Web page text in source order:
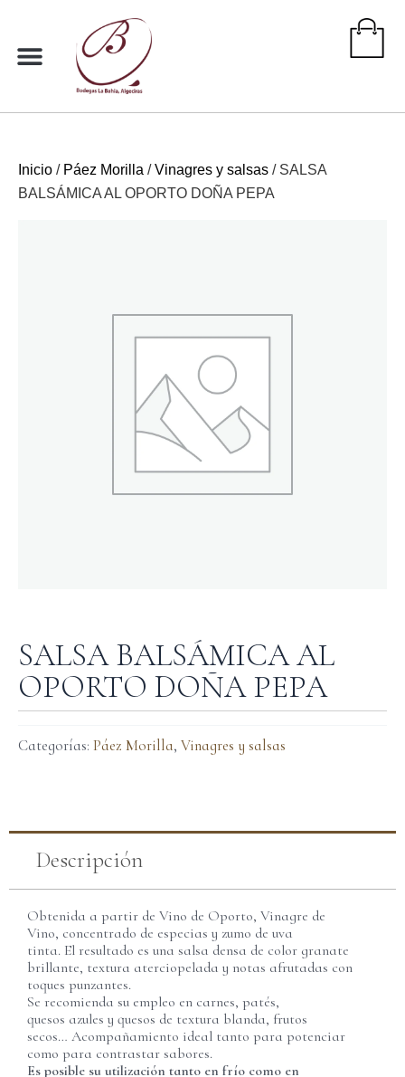
contenido
Inicio / Páez Morilla /Vinagres y salsas / SALSA
BALSÁMICA AL OPORTO DOÑA PEPA
SALSA BALSÁMICA AL
OPORTO DOÑA PEPA
Categorías: Páez Morilla, Vinagres y salsas
Descripción
Obtenida a partir de Vino de Oporto, Vinagre de
Vino, concentrado de especias y zumo de uva
tinta. El resultado es una salsa densa de color granate
brillante, textura aterciopelada y notas afrutadas con
toques punzantes.
Se recomienda su empleo en carnes, patés,
quesos azules y quesos de textura blanda, frutos
secos… Acompañamiento ideal tanto para potenciar
como para contrastar sabores.
Es posible su utilización tanto en frío como en